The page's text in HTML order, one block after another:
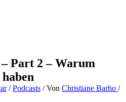
Part 2 – Warum
/Podcasts / Von Christiane Barho /